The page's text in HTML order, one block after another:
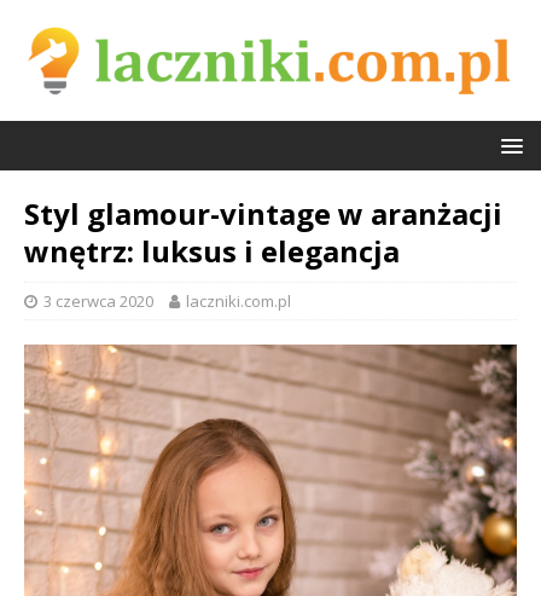
Styl glamour-vintage w aranżacji
wnętrz: luksus i elegancja
3 czerwca 2020 laczniki.com.pl